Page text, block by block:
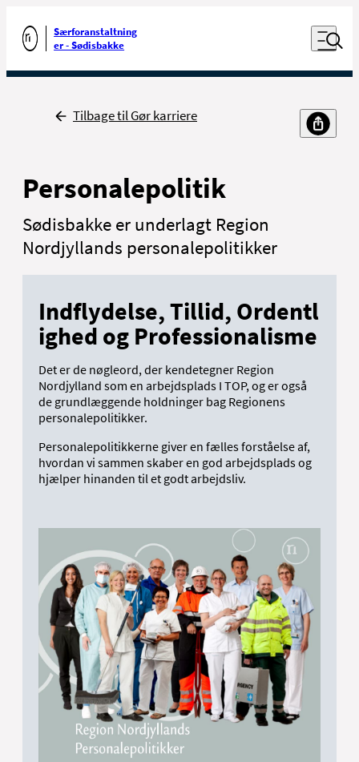
Gå til forsiden
Særforanstaltning
er - Sødisbakke
Åben
Udfør søgning
Tilbage
Tilbage til Gør karriere
Personalepolitik
Sødisbakke er underlagt Region
Nordjyllands personalepolitikker
Indflydelse,Tillid, Ordentl
ighed og Professionalisme
Det er de nøgleord, der kendetegner Region
Nordjylland som en arbejdsplads I TOP, og er også
de grundlæggende holdninger bag Regionens
personalepolitikker.
Personalepolitikkerne giver en fælles forståelse af,
hvordan vi sammen skaber en god arbejdsplads og
hjælper hinanden til et godt arbejdsliv.